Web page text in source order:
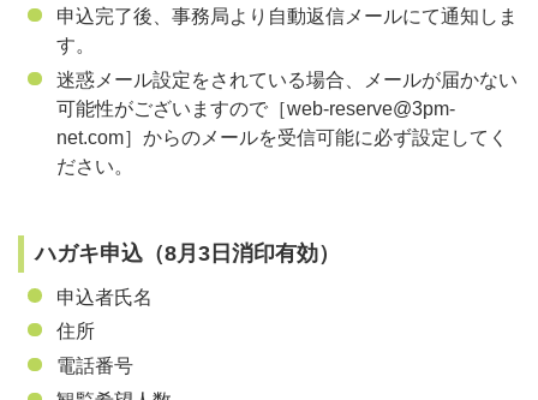
申込完了後、事務局より自動返信メールにて通知しま
す。
迷惑メール設定をされている場合、メールが届かない
可能性がございますので［web-reserve@3pm-
net.com］からのメールを受信可能に必ず設定してく
ださい。
ハガキ申込（8月3日消印有効）
申込者氏名
住所
電話番号